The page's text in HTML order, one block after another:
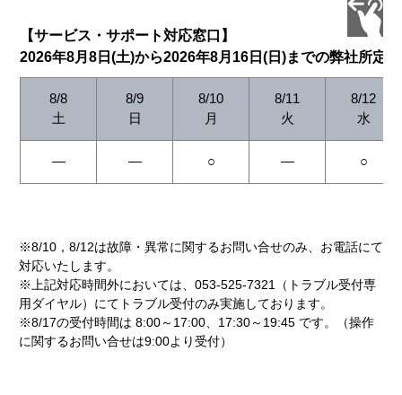
【サービス・サポート対応窓口】
2026年8月8日(土)から2026年8月16日(日)までの弊社所定
8/8
土
8/9
日
8/10
月
8/11
火
8/12
水
― ― ○ ― ○
※8/10，8/12は故障・異常に関するお問い合せのみ、お電話にて
対応いたします。
※上記対応時間外においては、053-525-7321（トラブル受付専
用ダイヤル）にてトラブル受付のみ実施しております。
※8/17の受付時間は 8:00～17:00、17:30～19:45 です。（操作
に関するお問い合せは9:00より受付）